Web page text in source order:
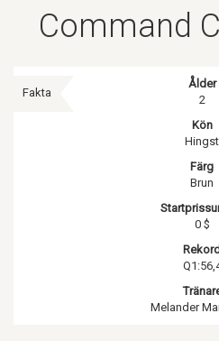
Command
Fakta
Ålder
2
Kön
Hingst
Färg
Brun
0 $
Melander